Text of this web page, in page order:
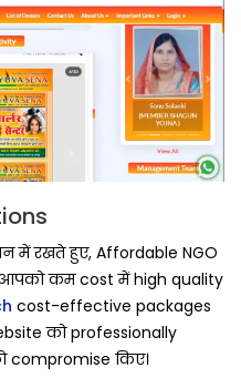
में रखते हुए, Affordable NGO
कम cost में high quality
cost-effective packages
को professionally
compromise किए।